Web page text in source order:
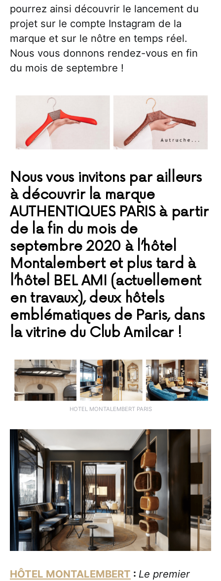
pourrez ainsi découvrir le lancement du
projet sur le compte Instagram de la
marque et sur le nôtre en temps réel.
Nous vous donnons rendez-vous en fin
du mois de septembre !
Nous vous invitons par ailleurs
à découvrir la marque
AUTHENTIQUES PARIS à partir
de la fin du mois de
septembre 2020 à l’hôtel
Montalembert et plus tard à
l’hôtel BEL AMI (actuellement
en travaux), deux hôtels
emblématiques de Paris, dans
la vitrine du Club Amilcar !
HOTEL MONTALEMBERT PARIS
HÔTEL MONTALEMBERT : Le premier